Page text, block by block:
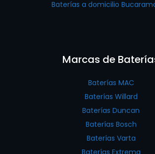
Baterías a domicilio
Marcas de
Baterías MAC
Baterías Willard
Baterías Duncan
Baterías Bosch
Baterías Varta
Baterías Extrema